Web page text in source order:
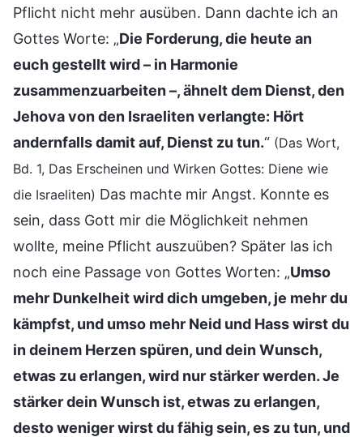
Pflicht nicht mehr ausüben. Dann dachte ich an
Gottes Worte: „Die Forderung, die heute an
euch gestellt wird – in Harmonie
zusammenzuarbeiten –, ähnelt dem Dienst, den
Jehova von den Israeliten verlangte: Hört
andernfalls damit auf, Dienst zu tun.“ (Das Wort,
Bd. 1, Das Erscheinen und Wirken Gottes: Diene wie
die Israeliten) Das machte mir Angst. Konnte es
sein, dass Gott mir die Möglichkeit nehmen
wollte, meine Pflicht auszuüben? Später las ich
noch eine Passage von Gottes Worten: „Umso
mehr Dunkelheit wird dich umgeben, je mehr du
kämpfst, und umso mehr Neid und Hass wirst du
in deinem Herzen spüren, und dein Wunsch,
etwas zu erlangen, wird nur stärker werden. Je
stärker dein Wunsch ist, etwas zu erlangen,
desto weniger wirst du fähig sein, es zu tun, und